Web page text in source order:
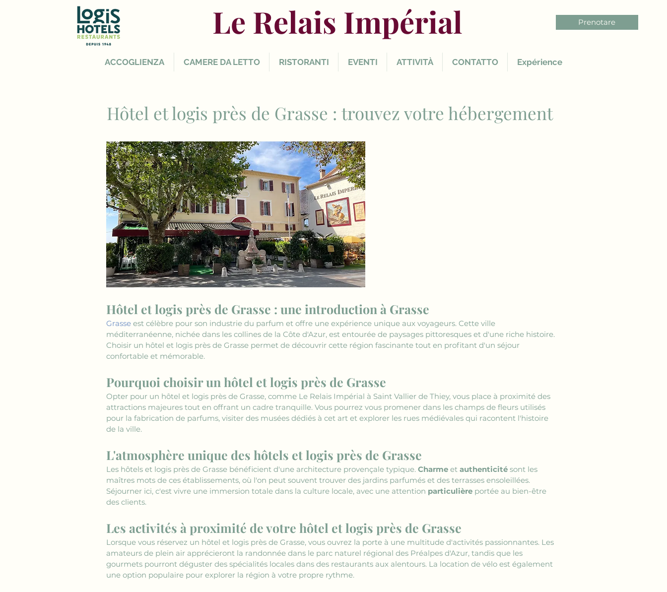
Le Relais Impérial Prenotare
ACCOGLIENZA CAMERE DA LETTO RISTORANTI EVENTI ATTIVITÀ CONTATTO Expérience
Hôtel et logis près de Grasse : trouvez votre hébergement
Hôtel et logis près de Grasse : une introduction à Grasse
Grasse est célèbre pour son industrie du parfum et offre une expérience unique aux voyageurs. Cette ville
méditerranéenne, nichée dans les collines de la Côte d'Azur, est entourée de paysages pittoresques et d'une riche histoire.
Choisir un hôtel et logis près de Grasse permet de découvrir cette région fascinante tout en profitant d'un séjour
confortable et mémorable.
Pourquoi choisir un hôtel et logis près de Grasse
Opter pour un hôtel et logis près de Grasse, comme Le Relais Impérial à Saint Vallier de Thiey, vous place à proximité des
attractions majeures tout en offrant un cadre tranquille. Vous pourrez vous promener dans les champs de fleurs utilisés
pour la fabrication de parfums, visiter des musées dédiés à cet art et explorer les rues médiévales qui racontent l'histoire
de la ville.
L'atmosphère unique des hôtels et logis près de Grasse
Les hôtels et logis près de Grasse bénéficient d'une architecture provençale typique. Charme et authenticité sont les
maîtres mots de ces établissements, où l'on peut souvent trouver des jardins parfumés et des terrasses ensoleillées.
Séjourner ici, c'est vivre une immersion totale dans la culture locale, avec une attention particulière portée au bien-être
des clients.
Les activités à proximité de votre hôtel et logis près de Grasse
Lorsque vous réservez un hôtel et logis près de Grasse, vous ouvrez la porte à une multitude d'activités passionnantes. Les
amateurs de plein air apprécieront la randonnée dans le parc naturel régional des Préalpes d'Azur, tandis que les
gourmets pourront déguster des spécialités locales dans des restaurants aux alentours. La location de vélo est également
une option populaire pour explorer la région à votre propre rythme.